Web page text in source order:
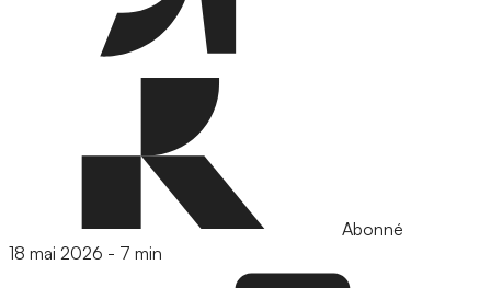
Abonné
18 mai 2026 - 7 min